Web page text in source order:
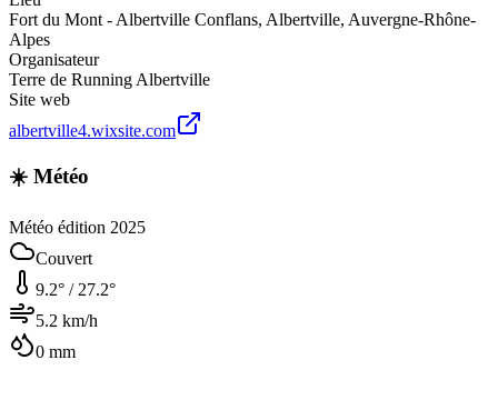
Fort du Mont - Albertville Conflans, Albertville, Auvergne-Rhône-
Alpes
Organisateur
Terre de Running Albertville
Site web
albertville4.wixsite.com
☀️ Météo
Météo édition 2025
Couvert
9.2° / 27.2°
5.2 km/h
0 mm